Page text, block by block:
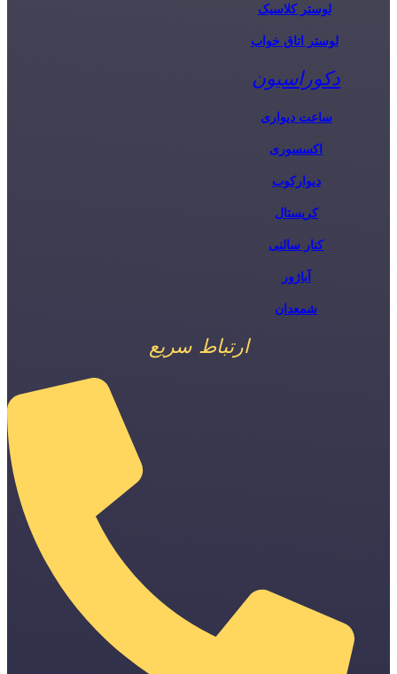
لوستر کلاسیک
لوستر اتاق خواب
دکوراسیون
ساعت دیواری
اکسسوری
دیوارکوب
کریستال
کنار سالنی
آباژور
شمعدان
ارتباط سریع